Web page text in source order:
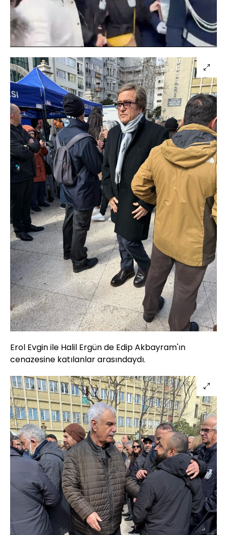
Aç
Yüklendi
100.00%
Oynatma
Hızı
Erol Evgin ile Halil Ergün de Edip Akbayram'ın
cenazesine katılanlar arasındaydı.